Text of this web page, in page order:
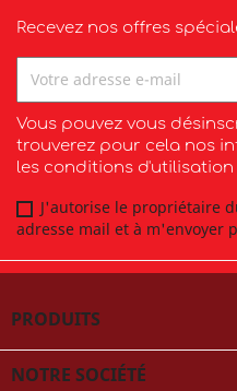
Recevez nos offres
Vous pouvez vous
trouverez pour cela nos
les conditions d'utilisation
J'autorise le propriétaire
adresse mail et à m'envoyer
PRODUITS
NOTRE SOCIÉTÉ